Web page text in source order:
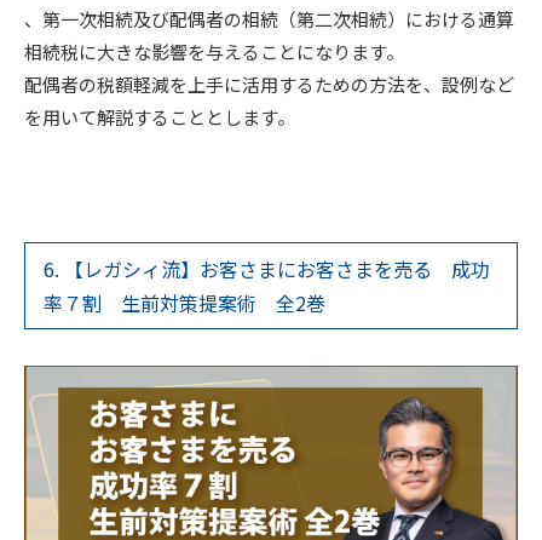
、第一次相続及び配偶者の相続（第二次相続）における通算
相続税に大きな影響を与えることになります。
配偶者の税額軽減を上手に活用するための方法を、設例など
を用いて解説することとします。
6. 【レガシィ流】お客さまにお客さまを売る 成功
率７割 生前対策提案術 全2巻